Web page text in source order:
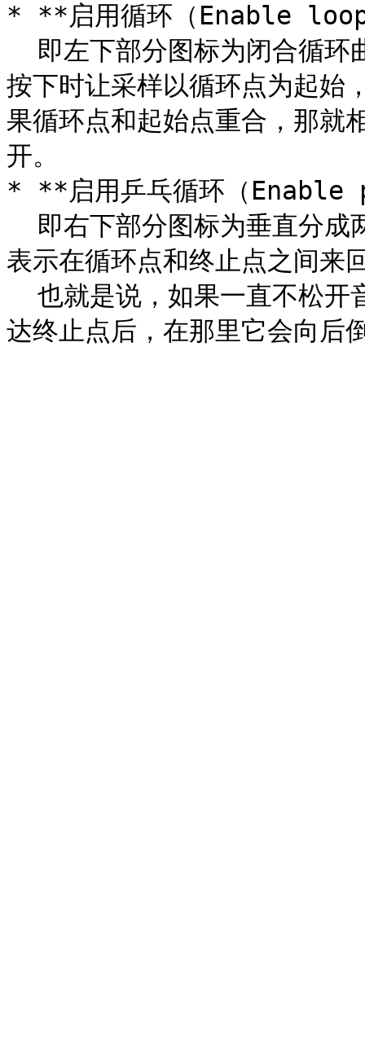
* **启用循环（Enable
按下时让采样以循环点为起始
果循环点和起始点重合，那就
开。
* **启用乒乓循环（
表示在循环点和终止点之间来